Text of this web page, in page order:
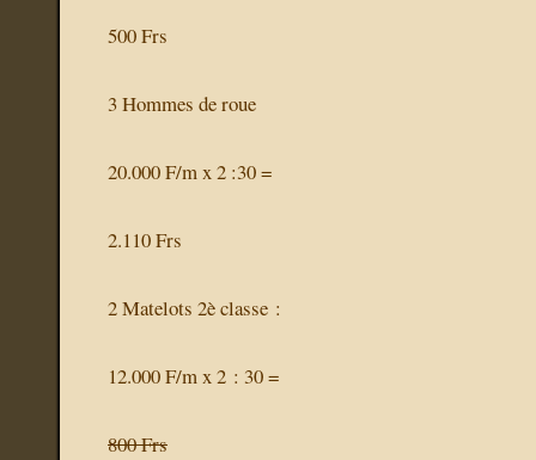
500 Frs
3 Hommes de roue
20.000 F/m x 2 :30 =
2.110 Frs
2 Matelots 2è classe :
12.000 F/m x 2 : 30 =
800 Frs